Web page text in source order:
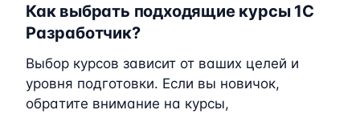
Как выбрать подходящие курсы 1C
Разработчик?
Выбор курсов зависит от ваших целей и
уровня подготовки. Если вы новичок,
обратите внимание на курсы,